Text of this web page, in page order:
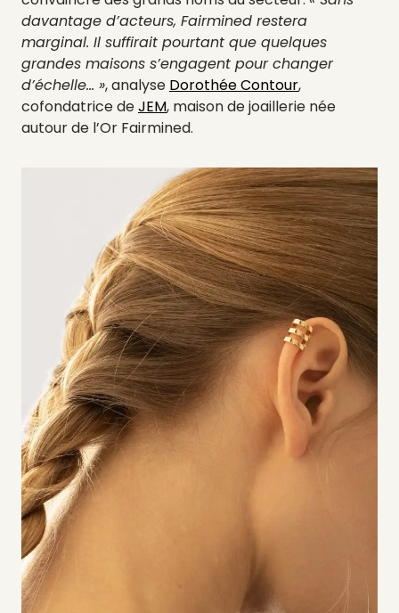
davantage d’acteurs, Fairmined restera
marginal. Il suffirait pourtant que quelques
grandes maisons s’engagent pour changer
d’échelle… », analyse Dorothée Contour,
cofondatrice deJEM, maison de joaillerie née
autour de l’Or Fairmined.